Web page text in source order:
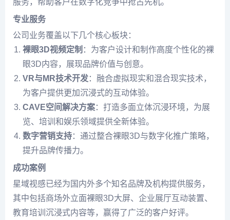
服务，帮助客户在数字化竞争中抢占先机。
专业服务
公司业务覆盖以下几个核心板块：
裸眼3D视频定制 ：为客户设计和制作高度个性化的裸
眼3D内容，展现品牌价值与创意。
VR与MR技术开发：融合虚拟现实和混合现实技术，
为客户提供更加沉浸式的互动体验。
CAVE空间解决方案：打造多面立体沉浸环境，为展
览、培训和娱乐领域提供全新体验。
数字营销支持：通过整合裸眼3D与数字化推广策略，
提升品牌传播力。
成功案例
星域视感已经为国内外多个知名品牌及机构提供服务，
其中包括商场外立面裸眼3D大屏、企业展厅互动装置、
教育培训沉浸式内容等，赢得了广泛的客户好评。